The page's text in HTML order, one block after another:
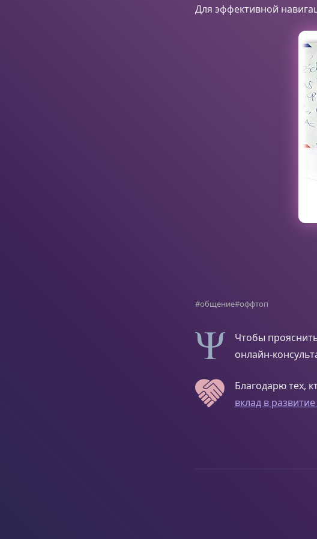
Для эффективной
#общение#оффтоп
Чтобы
онлайн-
Благодарю тех,
вклад в